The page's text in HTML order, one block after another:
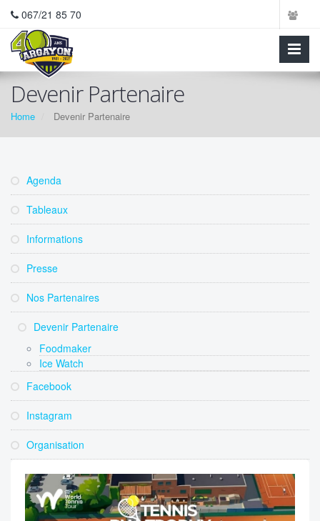
067/21 85 70
Devenir Partenaire
Home Devenir Partenaire
Agenda
Tableaux
Informations
Presse
Nos Partenaires
Devenir Partenaire
Foodmaker
Ice Watch
Facebook
Instagram
Organisation